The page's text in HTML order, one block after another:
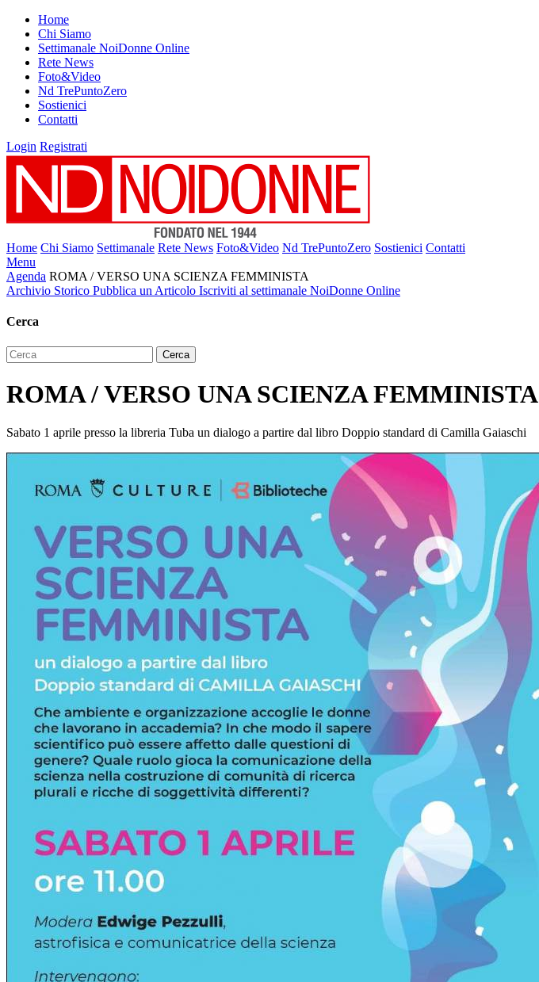
Home
Chi Siamo
Settimanale NoiDonne Online
Rete News
Foto&Video
Nd TrePuntoZero
Sostienici
Contatti
Login Registrati
Home Chi Siamo Settimanale Rete News Foto&Video Nd TrePuntoZero Sostienici Contatti
Menu
Agenda ROMA / VERSO UNA SCIENZA FEMMINISTA
Archivio Storico Pubblica un Articolo Iscriviti al settimanale NoiDonne Online
Cerca
ROMA / VERSO UNA SCIENZA FEMMINISTA
Sabato 1 aprile presso la libreria Tuba un dialogo a partire dal libro Doppio standard di Camilla Gaiaschi